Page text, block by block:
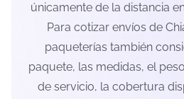
únicamente de la distancia
Para cotizar envíos de
paqueterías también
paquete, las medidas, el
de servicio, la cobertura